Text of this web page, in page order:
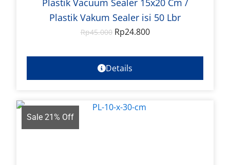
Plastik Vacuum Sealer 15x20 Cm /
Plastik Vakum Sealer isi 50 Lbr
Rp45.000 Rp24.800
Details
Sale 21% Off